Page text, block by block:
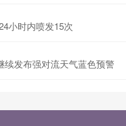
小时内喷发15次
续发布强对流天气蓝色预警